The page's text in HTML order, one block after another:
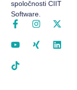
spoločnosti CIIT
Software.